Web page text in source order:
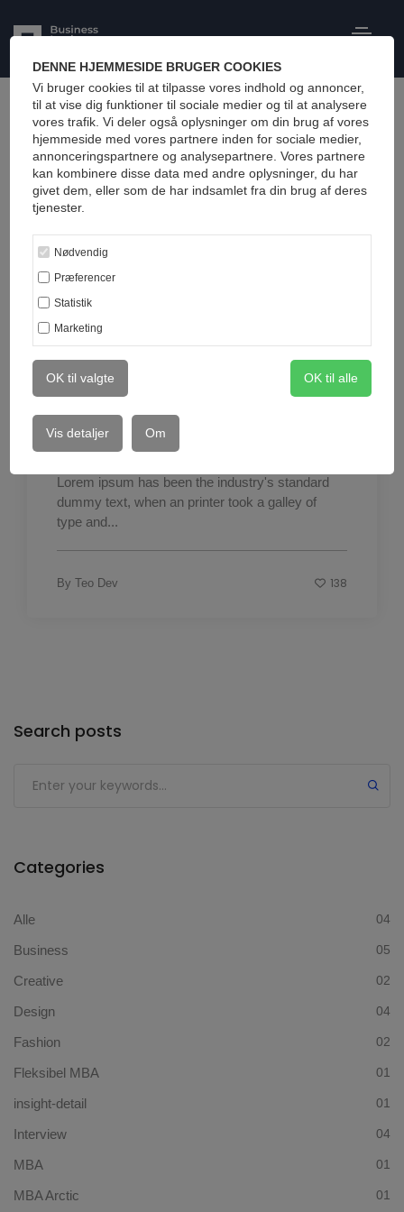
DENNE HJEMMESIDE BRUGER COOKIES
Vi bruger cookies til at tilpasse vores indhold og annoncer,
til at vise dig funktioner til sociale medier og til at analysere
vores trafik. Vi deler også oplysninger om din brug af vores
hjemmeside med vores partnere inden for sociale medier,
annonceringspartnere og analysepartnere. Vores partnere
kan kombinere disse data med andre oplysninger, du har
givet dem, eller som de har indsamlet fra din brug af deres
tjenester.
Nødvendig
Præferencer
Statistik
Marketing
OK til valgte OK til alle
Vis detaljer Om
Business
July 21, 2020
we are a creative pottery studio
THE DECORATIVE ARTS Pottery is the
process and the products of forming vessels
Lorem ipsum is simply dummy...
ByTeo Dev
Business
July 20, 2020
Good design is obvious great design
transparent
Lorem ipsum has been the industry's standard
dummy text, when an printer took a galley of
type and...
By Teo Dev 138
Search posts
Categories
Alle 04
Business 05
Creative 02
Design 04
Fashion 02
Fleksibel MBA 01
insight-detail 01
Interview 04
MBA 01
MBA Arctic 01